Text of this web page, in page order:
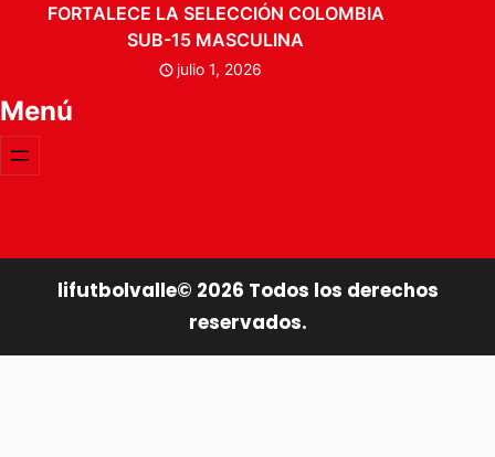
FORTALECE LA SELECCIÓN COLOMBIA
SUB-15 MASCULINA
julio 1, 2026
Menú
lifutbolvalle© 2026 Todos los derechos
reservados.